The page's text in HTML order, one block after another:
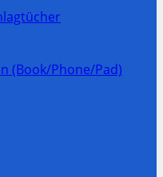
(Book/Phone/Pad)